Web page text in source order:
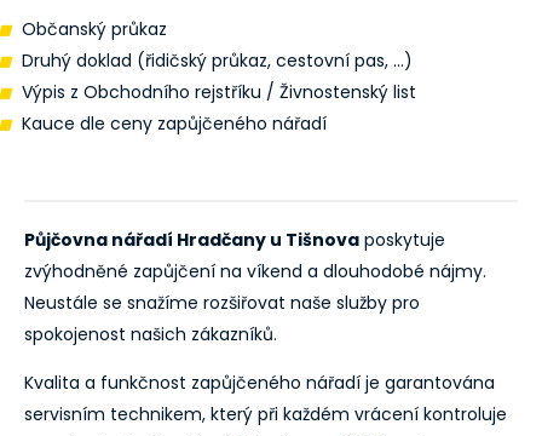
Občanský průkaz
Druhý doklad (řidičský průkaz, cestovní pas, ...)
Výpis z Obchodního rejstříku / Živnostenský list
Kauce dle ceny zapůjčeného nářadí
Půjčovna nářadí Hradčany u Tišnova poskytuje
zvýhodněné zapůjčení na víkend a dlouhodobé nájmy.
Neustále se snažíme rozšiřovat naše služby pro
spokojenost našich zákazníků.
Kvalita a funkčnost zapůjčeného nářadí je garantována
servisním technikem, který při každém vrácení kontroluje